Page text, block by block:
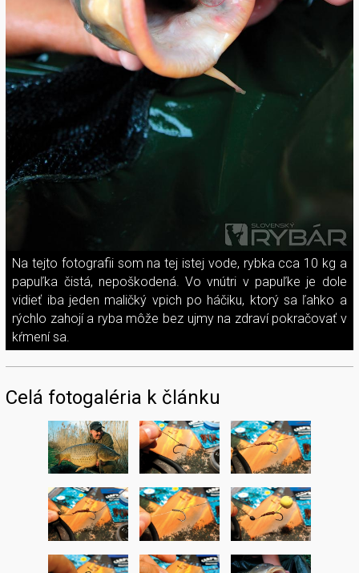
Na tejto fotografii som na tej istej vode, rybka cca 10 kg a
papuľka čistá, nepoškodená. Vo vnútri v papuľke je dole
vidieť iba jeden maličký vpich po háčiku, ktorý sa ľahko a
rýchlo zahojí a ryba môže bez ujmy na zdraví pokračovať v
kŕmení sa.
Celá fotogaléria k článku